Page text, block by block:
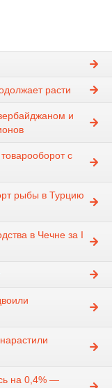
расти
и
с
рыбы в Турцию
в Чечне за I
на 0,4% —